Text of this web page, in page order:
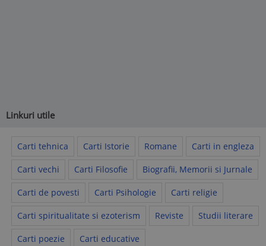
Linkuri utile
Carti tehnica Carti Istorie Romane Carti in engleza
Carti vechi Carti Filosofie Biografii, Memorii si Jurnale
Carti de povesti Carti Psihologie Carti religie
Carti spiritualitate si ezoterism Reviste Studii literare
Carti poezie Carti educative